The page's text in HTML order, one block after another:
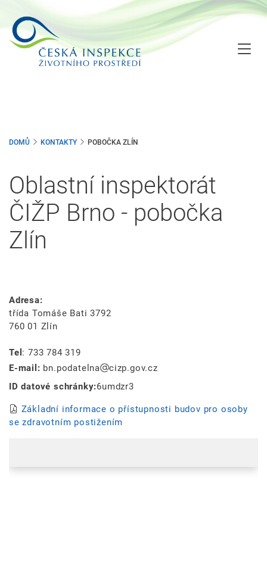
hlavnímu
obsahu
DOMŮ KONTAKTY POBOČKA ZLÍN
Oblastní inspektorát
ČIŽP Brno - pobočka
Zlín
Adresa:
třída Tomáše Bati 3792
760 01 Zlín
Tel : 733 784 319
E-mail: bn.podatelna
cizp.gov.cz
ID datové schránky:6umdzr3
Základní informace o přístupnosti budov pro osoby
se zdravotním postižením